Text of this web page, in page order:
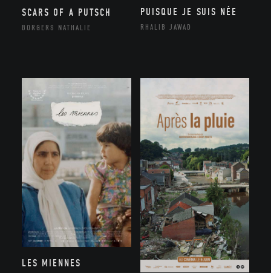
SCARS OF A PUTSCH
BORGERS NATHALIE
PUISQUE JE SUIS NÉE
RHALIB JAWAD
LES MIENNES